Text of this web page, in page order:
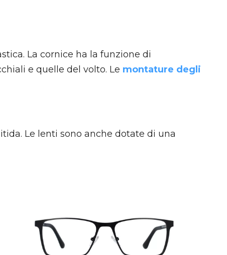
La cornice ha la funzione di
e quelle del volto. Le montature degli
Le lenti sono anche dotate di una